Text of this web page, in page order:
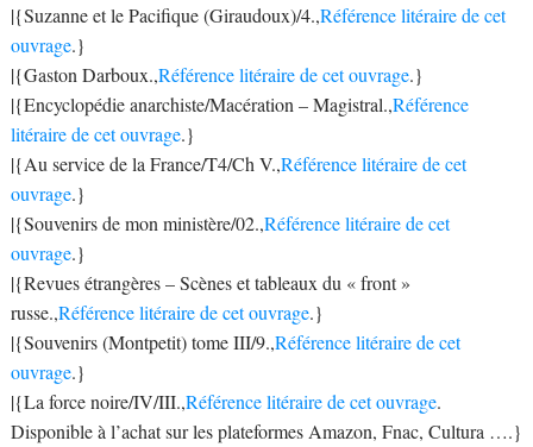
|{Suzanne et le Pacifique (Giraudoux)/4.,Référence litéraire de cet
ouvrage.}
|{Gaston Darboux.,Référence litéraire de cet ouvrage.}
|{Encyclopédie anarchiste/Macération – Magistral.,Référence
litéraire de cet ouvrage.}
|{Au service de la France/T4/Ch V.,Référence litéraire de cet
ouvrage.}
|{Souvenirs de mon ministère/02.,Référence litéraire de cet
ouvrage.}
|{Revues étrangères – Scènes et tableaux du « front »
russe.,Référence litéraire de cet ouvrage.}
|{Souvenirs (Montpetit) tome III/9.,Référence litéraire de cet
ouvrage.}
|{La force noire/IV/III.,Référence litéraire de cet ouvrage.
Disponible à l’achat sur les plateformes Amazon, Fnac, Cultura ….}